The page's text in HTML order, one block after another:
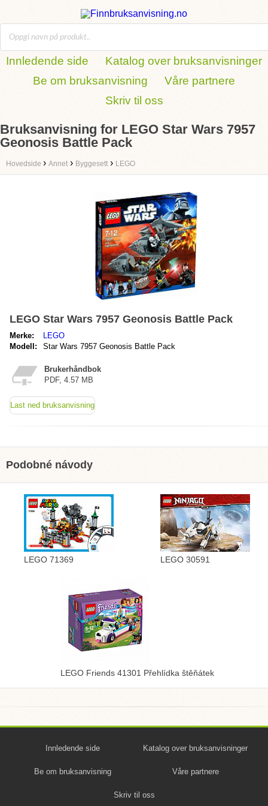
Innledende side
Katalog over bruksanvisninger
Be om bruksanvisning
Våre partnere
Skriv til oss
Bruksanvisning for LEGO Star Wars 7957
Geonosis Battle Pack
Hovedside › Annet › Byggesett › LEGO
LEGO Star Wars 7957 Geonosis Battle Pack
Merke:
LEGO
Modell:
Star Wars 7957 Geonosis Battle Pack
Brukerhåndbok
PDF, 4.57 MB
Last ned bruksanvisning
Podobné návody
LEGO 71369 LEGO 30591
LEGO Friends 41301 Přehlídka štěňátek
Innledende side Katalog over bruksanvisninger
Be om bruksanvisning Våre partnere
Skriv til oss